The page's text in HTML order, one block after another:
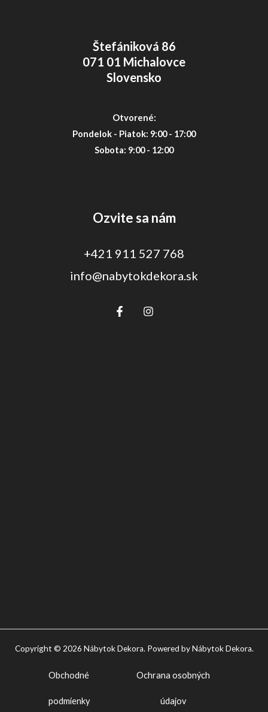
Štefániková 86
071 01 Michalovce
Slovensko
Otvorené:
Pondelok - Piatok: 9:00 - 17:00
Sobota: 9:00 - 12:00
Ozvite sa nám
+421 911 527 768
info@nabytokdekora.sk
Copyright © 2026 Nábytok Dekora. Powered by Nábytok Dekora.
Obchodné
podmienky
Ochrana osobných
údajov